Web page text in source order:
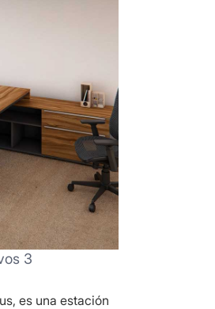
3
es una estación